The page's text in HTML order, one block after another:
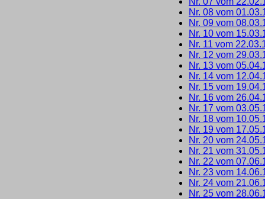
Nr. 08 vom
Nr. 09 vom
Nr. 10 vom
Nr. 11 vom
Nr. 12 vom
Nr. 13 vom
Nr. 14 vom
Nr. 15 vom
Nr. 16 vom
Nr. 17 vom
Nr. 18 vom
Nr. 19 vom
Nr. 20 vom
Nr. 21 vom
Nr. 22 vom
Nr. 23 vom
Nr. 24 vom
Nr. 25 vom